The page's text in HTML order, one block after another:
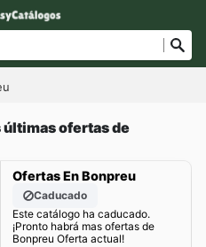
últimas ofertas de
Ofertas En Bonpreu
Caducado
Este catálogo ha caducado.
¡Pronto habrá mas ofertas de
Bonpreu Oferta actual!